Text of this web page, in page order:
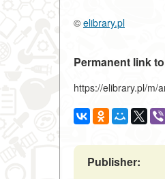
© elibrary.pl
Permanent link
https://elibrary.pl/m/
Publisher: